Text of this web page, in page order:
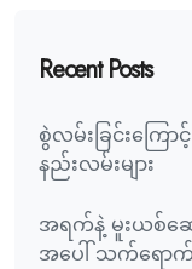
Recent Posts
စွဲလမ်းခြင်းက
နည်းလမ်းများ
အရက်နဲ့ မူးယစ်ဆေ
အပေါ် သက်ရော